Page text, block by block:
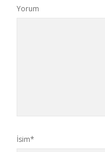
Yorum
İsim*